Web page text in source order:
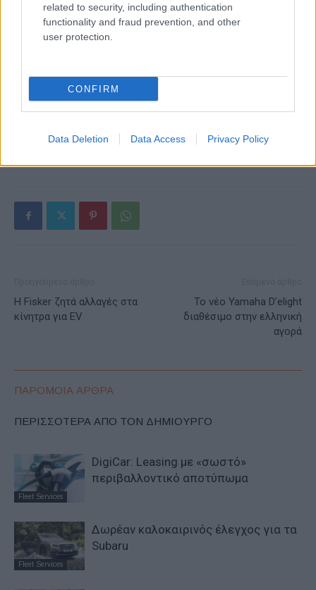
related to security, including authentication
functionality and fraud prevention, and other
user protection.
CONFIRM
Data Deletion Data Access Privacy Policy
ΕΤΙΚΕΤΕΣ Brabham Automotive
Eagle F1 SuperSport RS
Η Fisker ζητά αλλαγές στα
κίνητρα για EV
Το νέο Yamaha D’elight
διαθέσιμο στην ελληνική
αγορά
ΠΑΡΟΜΟΙΑ ΑΡΘΡΑ
ΠΕΡΙΣΣΟΤΕΡΑ ΑΠΟ ΤΟΝ ΔΗΜΙΟΥΡΓΟ
Fleet Services
DigiCar: Leasing με «σωστό»
περιβαλλοντικό αποτύπωμα
Fleet Services
Δωρέαν καλοκαιρινός έλεγχος για τα
Subaru